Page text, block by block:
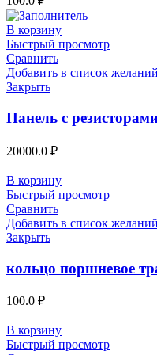
В корзину
Быстрый просмотр
Сравнить
Добавить в список желаний
Закрыть
Панель с
20000.0 ₽
В корзину
Быстрый просмотр
Сравнить
Добавить в список желаний
Закрыть
кольцо поршневое
100.0 ₽
В корзину
Быстрый просмотр